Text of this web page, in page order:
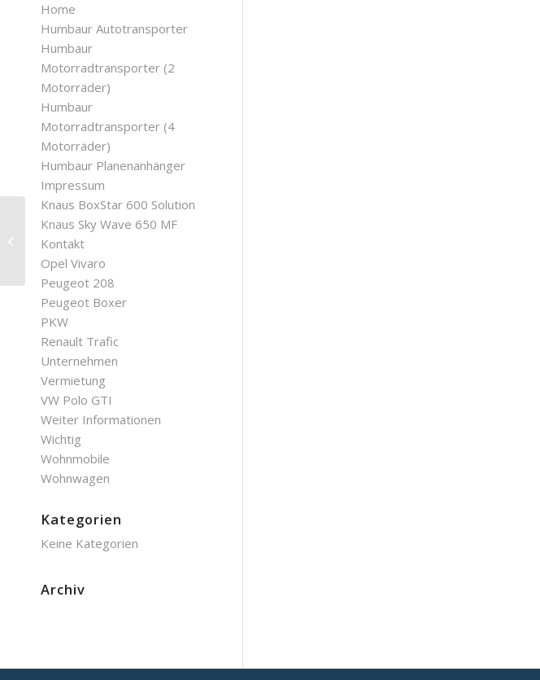
Home
Humbaur Autotransporter
Humbaur
Motorradtransporter (2
Motorräder)
Humbaur
Motorradtransporter (4
Motorräder)
Humbaur Planenanhänger
Impressum
Knaus BoxStar 600 Solution
Knaus Sky Wave 650 MF
Kontakt
Opel Vivaro
Peugeot 208
Peugeot Boxer
PKW
Renault Trafic
Unternehmen
Vermietung
VW Polo GTI
Weiter Informationen
Wichtig
Wohnmobile
Wohnwagen
Kategorien
Keine Kategorien
Archiv
Modern Single Entry